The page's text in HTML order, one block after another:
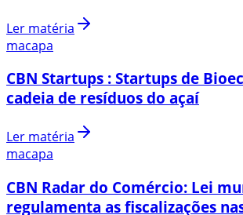
Ler matéria
macapa
CBN Startups : Startups de
cadeia de resíduos do açaí
Ler matéria
macapa
CBN Radar do Comércio: Lei
regulamenta as fiscalizações